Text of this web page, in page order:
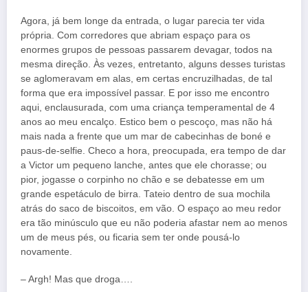
Agora, já bem longe da entrada, o lugar parecia ter vida
própria. Com corredores que abriam espaço para os
enormes grupos de pessoas passarem devagar, todos na
mesma direção. Às vezes, entretanto, alguns desses turistas
se aglomeravam em alas, em certas encruzilhadas, de tal
forma que era impossível passar. E por isso me encontro
aqui, enclausurada, com uma criança temperamental de 4
anos ao meu encalço. Estico bem o pescoço, mas não há
mais nada a frente que um mar de cabecinhas de boné e
paus-de-selfie. Checo a hora, preocupada, era tempo de dar
a Victor um pequeno lanche, antes que ele chorasse; ou
pior, jogasse o corpinho no chão e se debatesse em um
grande espetáculo de birra. Tateio dentro de sua mochila
atrás do saco de biscoitos, em vão. O espaço ao meu redor
era tão minúsculo que eu não poderia afastar nem ao menos
um de meus pés, ou ficaria sem ter onde pousá-lo
novamente.
– Argh! Mas que droga….